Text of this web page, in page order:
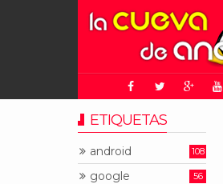
juez ordena que Chrome sea puesto
ETIQUETAS
android 108
google 56